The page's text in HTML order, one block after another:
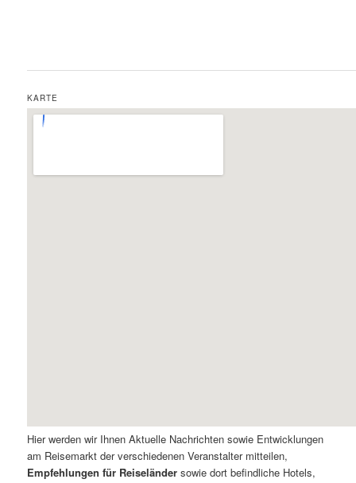
KARTE
Hier werden wir Ihnen Aktuelle Nachrichten sowie Entwicklungen
am Reisemarkt der verschiedenen Veranstalter mitteilen,
Empfehlungen für Reiseländer sowie dort befindliche Hotels,